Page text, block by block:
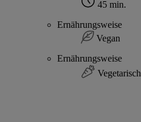
45 min.
Ernährungsweise
Vegan
Ernährungsweise
Vegetarisch